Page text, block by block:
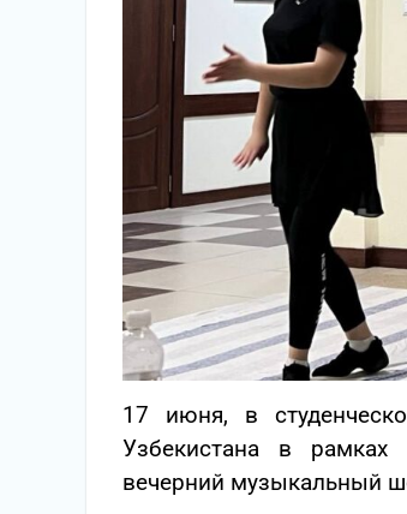
17 июня, в
Узбекистана в
вечерний музыкальный